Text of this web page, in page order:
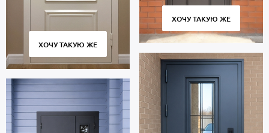
ХОЧУ ТАКУЮ ЖЕ
ХОЧУ ТАКУЮ ЖЕ